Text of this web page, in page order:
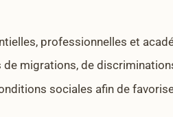
professionnelles et
migrations, de
sociales afin de